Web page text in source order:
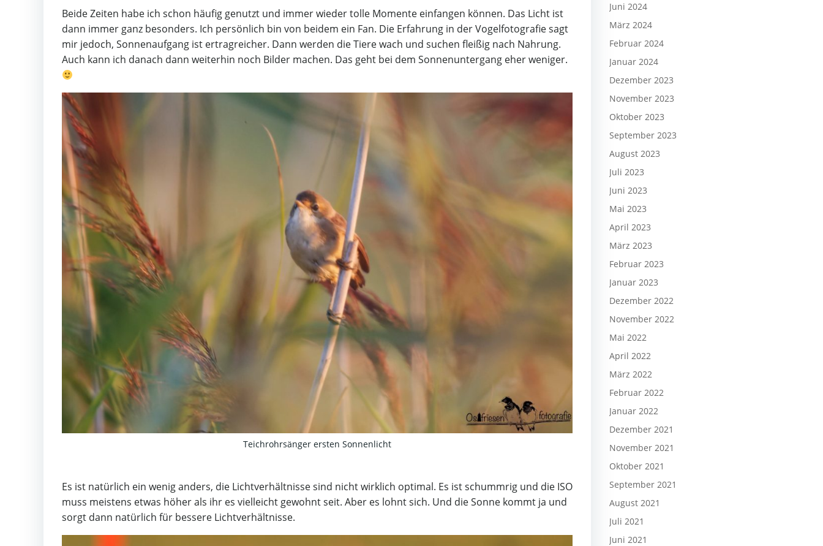
Beide Zeiten habe ich schon häufig genutzt und immer wieder tolle Momente einfangen können. Das Licht ist
dann immer ganz besonders. Ich persönlich bin von beidem ein Fan. Die Erfahrung in der Vogelfotografie sagt
mir jedoch, Sonnenaufgang ist ertragreicher. Dann werden die Tiere wach und suchen fleißig nach Nahrung.
Auch kann ich danach dann weiterhin noch Bilder machen. Das geht bei dem Sonnenuntergang eher weniger.
Teichrohrsänger ersten Sonnenlicht
Es ist natürlich ein wenig anders, die Lichtverhältnisse sind nicht wirklich optimal. Es ist schummrig und die ISO
muss meistens etwas höher als ihr es vielleicht gewohnt seit. Aber es lohnt sich. Und die Sonne kommt ja und
sorgt dann natürlich für bessere Lichtverhältnisse.
Juni 2024
März 2024
Februar 2024
Januar 2024
Dezember 2023
November 2023
Oktober 2023
September 2023
August 2023
Juli 2023
Juni 2023
Mai 2023
April 2023
März 2023
Februar 2023
Januar 2023
Dezember 2022
November 2022
Mai 2022
April 2022
März 2022
Februar 2022
Januar 2022
Dezember 2021
November 2021
Oktober 2021
September 2021
August 2021
Juli 2021
Juni 2021